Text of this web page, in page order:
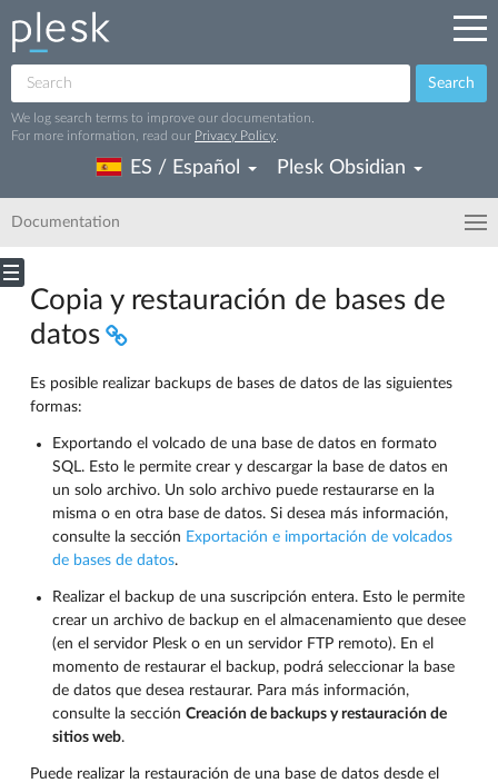
Search
We log search terms to improve our documentation.
For more information, read our Privacy Policy
ES / Español Plesk Obsidian
Documentation
Copia y restauración de bases de
datos
Es posible realizar backups de bases de datos de las siguientes
formas:
Exportando el volcado de una base de datos en formato
SQL. Esto le permite crear y descargar la base de datos en
un solo archivo. Un solo archivo puede restaurarse en la
misma o en otra base de datos. Si desea más información,
consulte la sección Exportación e importación de volcados
de bases de datos.
Realizar el backup de una suscripción entera. Esto le permite
crear un archivo de backup en el almacenamiento que desee
(en el servidor Plesk o en un servidor FTP remoto). En el
momento de restaurar el backup, podrá seleccionar la base
de datos que desea restaurar. Para más información,
consulte la sección Creación de backups y restauración de
sitios web.
Puede realizar la restauración de una base de datos desde el